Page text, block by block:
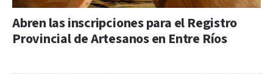
Abren las inscripciones para el Registro
Provincial de Artesanos en Entre Ríos